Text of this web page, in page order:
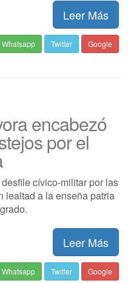
Leer Más
Whatsapp Twitter Google
encabezó
por el
cívico-militar por las
lealtad a la enseña patria
Leer Más
Whatsapp Twitter Google